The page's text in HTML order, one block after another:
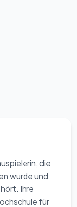
die
wurde und
Ihre
für